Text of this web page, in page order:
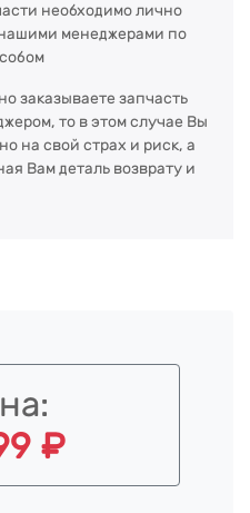
необходимо лично
менеджерами по
заказываете запчасть
то в этом случае Вы
на свой страх и риск, а
Вам деталь возврату и
₽